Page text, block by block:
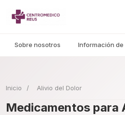
Sobre nosotros Información de
Inicio / Alivio del Dolor
Medicamentos para